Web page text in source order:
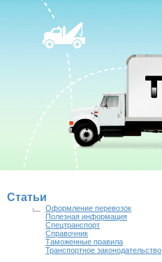
Статьи
Оформление перевозок
Полезная информация
Спецтранспорт
Справочник
Таможенные правила
Транспортное законодательство